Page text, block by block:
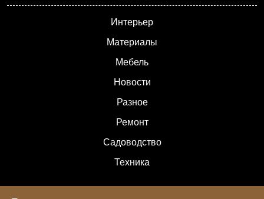
Интерьер
Материалы
Мебель
Новости
Разное
Ремонт
Садоводство
Техника